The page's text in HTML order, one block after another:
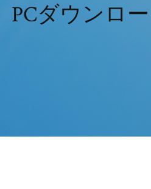
PCダウンロ